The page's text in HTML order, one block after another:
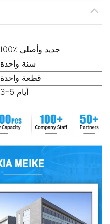
100٪ جديد وأصلي
سنة واحدة
قطعة واحدة
3-5 أيام